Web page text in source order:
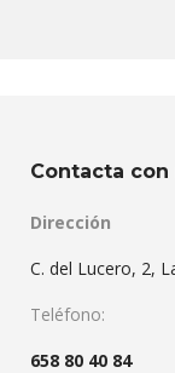
Contacta
Dirección
C. del Lucero, 2,
Teléfono:
658 80 40 84